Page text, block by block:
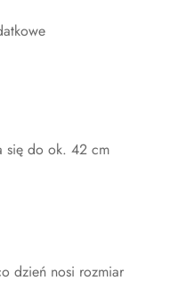
się do ok. 42 cm
dzień nosi rozmiar